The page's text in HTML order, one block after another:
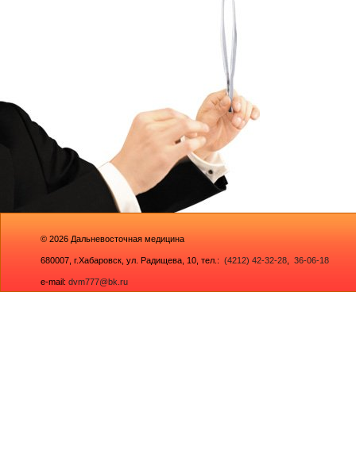
© 2026 Дальневосточная медицина
680007, г.Хабаровск, ул. Радищева, 10 , тел.: (4212) 42-32-28 36-06-18
e-mail: dvm777@bk.ru